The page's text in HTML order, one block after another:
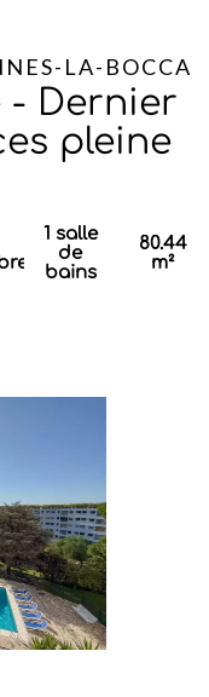
LA-BOCCA
- Dernier
pleine
1 salle
de
bains
80.44
m²